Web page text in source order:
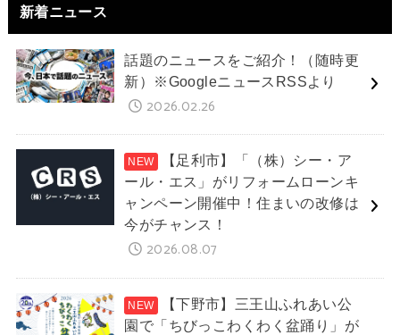
新着ニュース
話題のニュースをご紹介！（随時更
新）※GoogleニュースRSSより
2026.02.26
【足利市】「（株）シー・ア
ール・エス」がリフォームローンキ
ャンペーン開催中！住まいの改修は
今がチャンス！
2026.08.07
【下野市】三王山ふれあい公
園で「ちびっこわくわく盆踊り」が